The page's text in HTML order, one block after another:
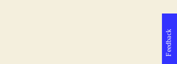
Feedback